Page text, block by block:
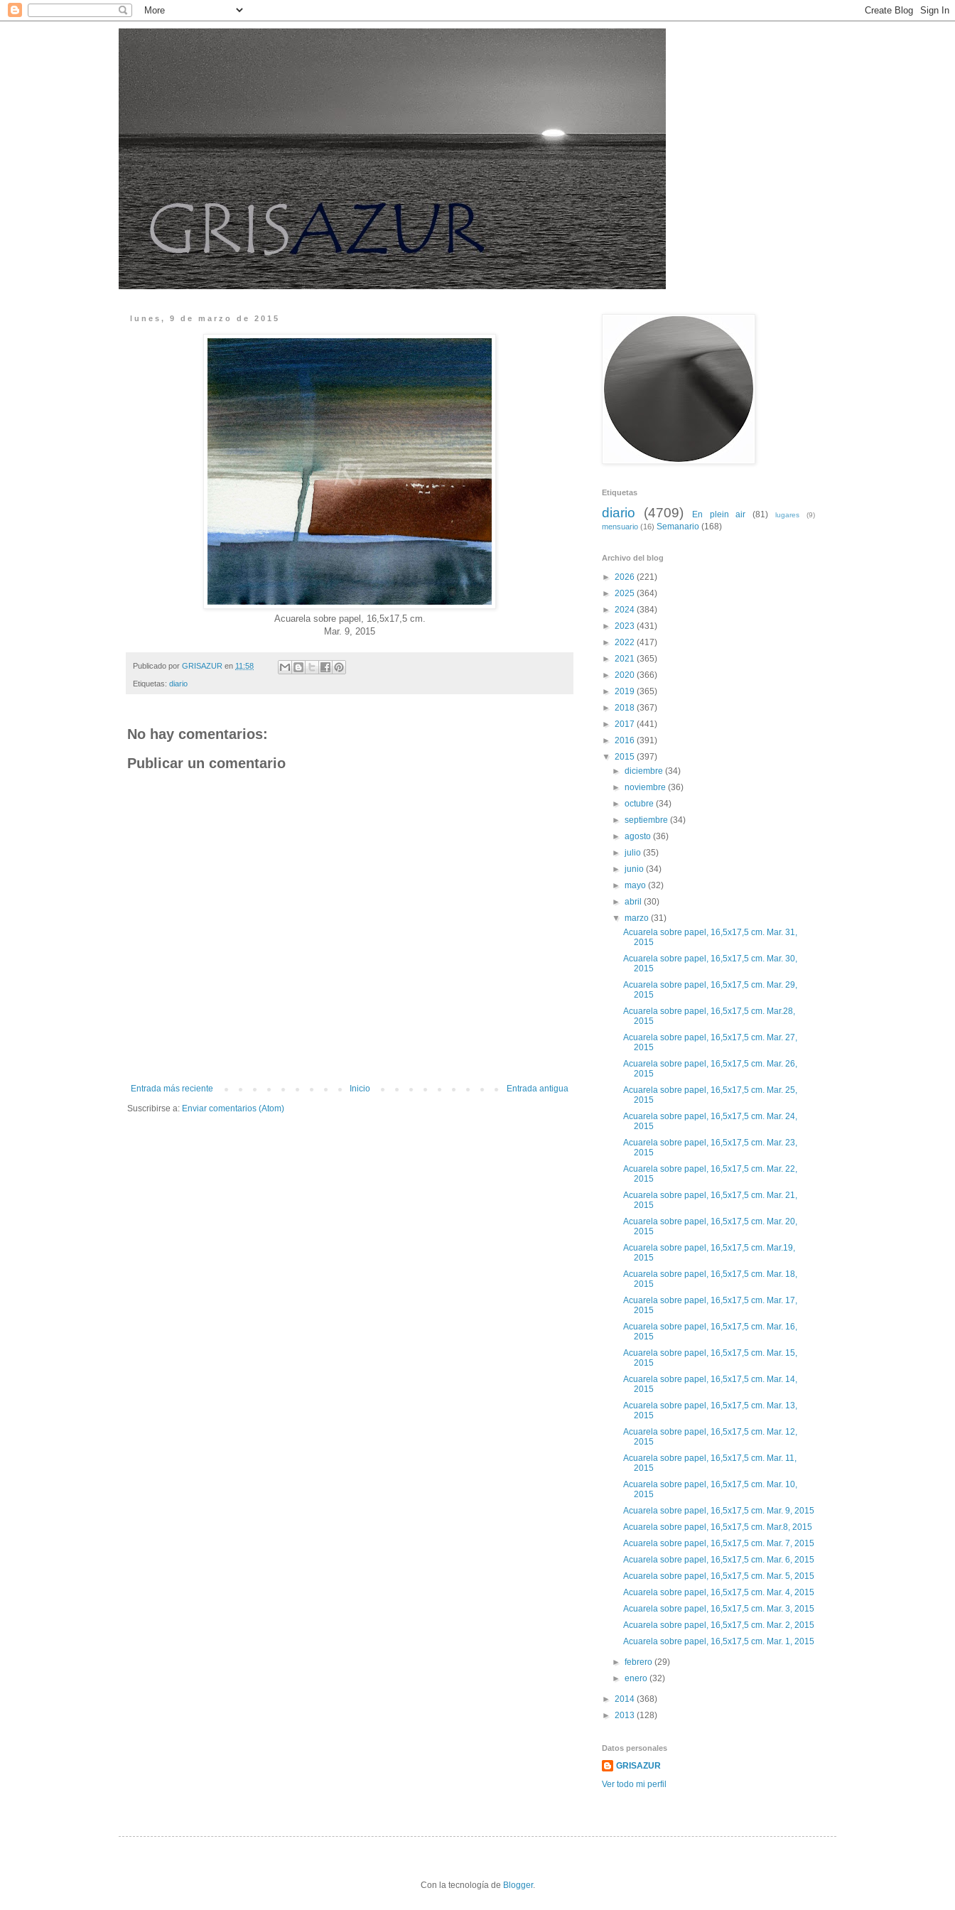
lunes, 9 de marzo de 2015
Acuarela sobre papel, 16,5x17,5 cm.
Mar. 9, 2015
Publicado por GRISAZUR en 11:58
Etiquetas: diario
No hay comentarios:
Publicar un comentario
Entrada más reciente Entrada antigua
Inicio
Suscribirse a: Enviar comentarios (Atom)
Etiquetas
diario (4709) En plein air (81) lugares (9)
mensuario (16) Semanario (168)
Archivo del blog
► 2026 (221)
► 2025 (364)
► 2024 (384)
► 2023 (431)
► 2022 (417)
► 2021 (365)
► 2020 (366)
► 2019 (365)
► 2018 (367)
► 2017 (441)
► 2016 (391)
▼ 2015 (397)
►diciembre(34)
►noviembre(36)
►octubre(34)
►septiembre(34)
►agosto(36)
►julio(35)
►junio(34)
►mayo(32)
►abril(30)
▼marzo(31)
Acuarela sobre papel, 16,5x17,5 cm. Mar. 31,
2015
Acuarela sobre papel, 16,5x17,5 cm. Mar. 30,
2015
Acuarela sobre papel, 16,5x17,5 cm. Mar. 29,
2015
Acuarela sobre papel, 16,5x17,5 cm. Mar.28,
2015
Acuarela sobre papel, 16,5x17,5 cm. Mar. 27,
2015
Acuarela sobre papel, 16,5x17,5 cm. Mar. 26,
2015
Acuarela sobre papel, 16,5x17,5 cm. Mar. 25,
2015
Acuarela sobre papel, 16,5x17,5 cm. Mar. 24,
2015
Acuarela sobre papel, 16,5x17,5 cm. Mar. 23,
2015
Acuarela sobre papel, 16,5x17,5 cm. Mar. 22,
2015
Acuarela sobre papel, 16,5x17,5 cm. Mar. 21,
2015
Acuarela sobre papel, 16,5x17,5 cm. Mar. 20,
2015
Acuarela sobre papel, 16,5x17,5 cm. Mar.19,
2015
Acuarela sobre papel, 16,5x17,5 cm. Mar. 18,
2015
Acuarela sobre papel, 16,5x17,5 cm. Mar. 17,
2015
Acuarela sobre papel, 16,5x17,5 cm. Mar. 16,
2015
Acuarela sobre papel, 16,5x17,5 cm. Mar. 15,
2015
Acuarela sobre papel, 16,5x17,5 cm. Mar. 14,
2015
Acuarela sobre papel, 16,5x17,5 cm. Mar. 13,
2015
Acuarela sobre papel, 16,5x17,5 cm. Mar. 12,
2015
Acuarela sobre papel, 16,5x17,5 cm. Mar. 11,
2015
Acuarela sobre papel, 16,5x17,5 cm. Mar. 10,
2015
Acuarela sobre papel, 16,5x17,5 cm. Mar. 9, 2015
Acuarela sobre papel, 16,5x17,5 cm. Mar.8, 2015
Acuarela sobre papel, 16,5x17,5 cm. Mar. 7, 2015
Acuarela sobre papel, 16,5x17,5 cm. Mar. 6, 2015
Acuarela sobre papel, 16,5x17,5 cm. Mar. 5, 2015
Acuarela sobre papel, 16,5x17,5 cm. Mar. 4, 2015
Acuarela sobre papel, 16,5x17,5 cm. Mar. 3, 2015
Acuarela sobre papel, 16,5x17,5 cm. Mar. 2, 2015
Acuarela sobre papel, 16,5x17,5 cm. Mar. 1, 2015
►febrero(29)
►enero(32)
► 2014 (368)
► 2013 (128)
Datos personales
GRISAZUR
Ver todo mi perfil
Con la tecnología de Blogger.